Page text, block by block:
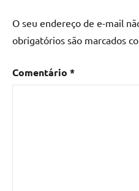
O seu endereço de e-mail
obrigatórios são marcados
Comentário *